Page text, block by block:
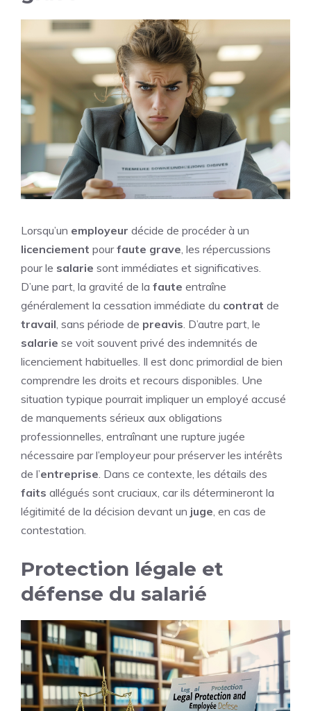
Lorsqu’un employeur décide de procéder à un
licenciement pourfaute grave , les répercussions
pour le salarie sont immédiates et significatives.
D’une part, la gravité de la faute entraîne
généralement la cessation immédiate du contrat de
travail , sans période de preavis . D’autre part, le
salarie se voit souvent privé des indemnités de
licenciement habituelles. Il est donc primordial de bien
comprendre les droits et recours disponibles. Une
situation typique pourrait impliquer un employé accusé
de manquements sérieux aux obligations
professionnelles, entraînant une rupture jugée
nécessaire par l’employeur pour préserver les intérêts
de l’entreprise . Dans ce contexte, les détails des
faits allégués sont cruciaux, car ils détermineront la
légitimité de la décision devant un juge , en cas de
contestation.
Protection légale et
défense du salarié